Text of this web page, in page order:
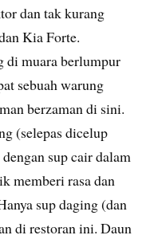
dan tak kurang
Kia Forte.
di muara berlumpur
sebuah warung
berzaman di sini.
(selepas dicelup
sup cair dalam
memberi rasa dan
sup daging (dan
di restoran ini. Daun